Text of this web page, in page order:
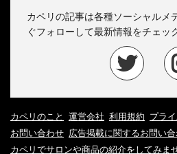
カペリの記事は各種ソーシャルメ
ぐフォローして最新情報をチェッ
カペリのこと 運営会社 利用規約 プラ
お問い合わせ 広告掲載に関するお問い
カペリでサロンや商品の紹介をしてみま